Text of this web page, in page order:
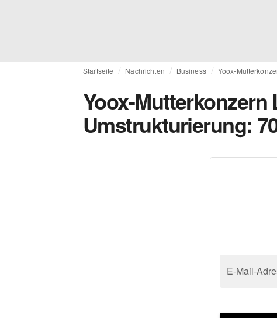
Startseite Nachrichten Business Yoox-
Yoox-
Umstrukturierung:
E-Mail-